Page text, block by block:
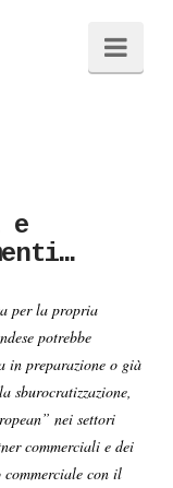
e
per la propria
potrebbe
in preparazione o già
sburocratizzazione,
nei settori
commerciali e dei
con il